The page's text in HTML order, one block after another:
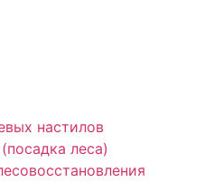
настилов
леса)